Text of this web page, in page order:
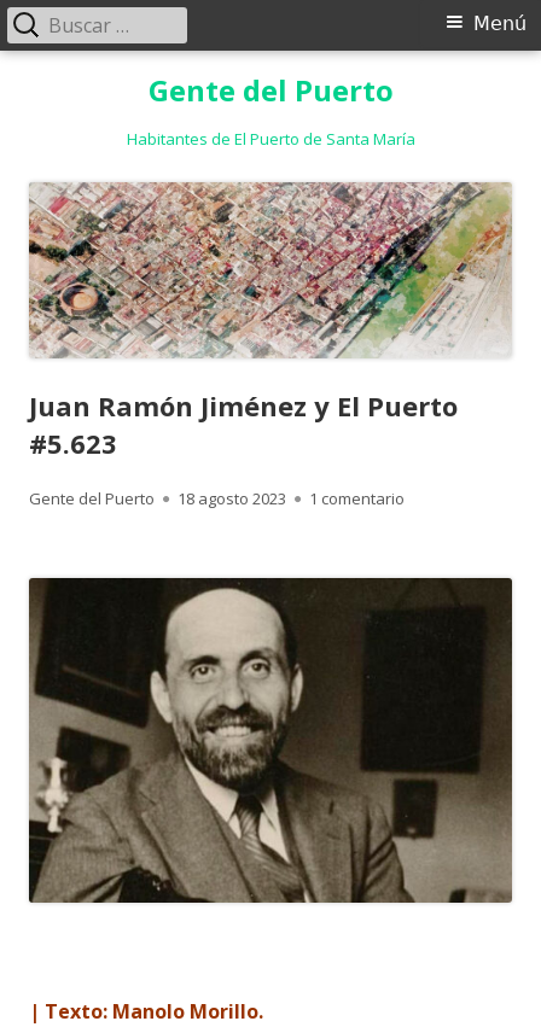
Gente del Puerto
Habitantes de El Puerto de Santa María
Menú
Menú
Buscar:
Juan Ramón Jiménez y El Puerto
#5.623
Autor
Gente del Puerto
Publicado
18 agosto 2023 1 comentario
| Texto: Manolo Morillo.